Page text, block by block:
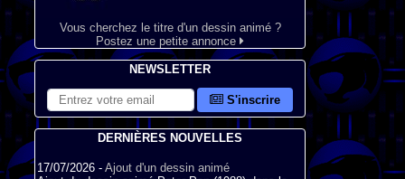
Vous cherchez le titre d'un dessin animé ?
Postez une petite annonce
NEWSLETTER
S'inscrire
DERNIÈRES NOUVELLES
17/07/2026 - Ajout d'un dessin animé